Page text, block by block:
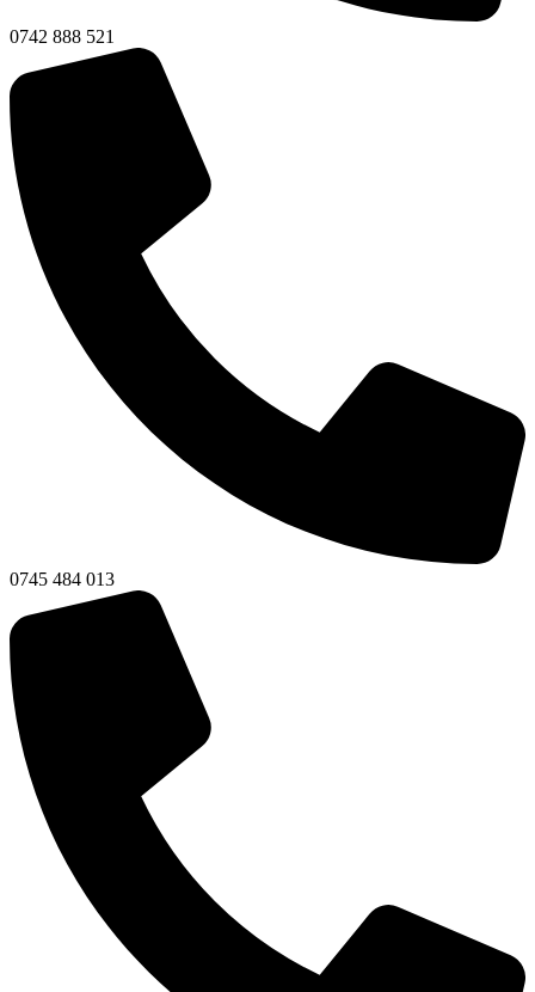
0742 888 521
0745 484 013